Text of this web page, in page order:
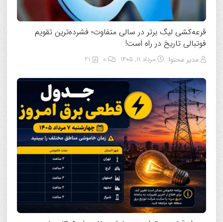
قرعه‌کشی لیگ برتر در سالی متفاوت؛ فشرده‌ترین تقویم
فوتبالی تاریخ در راه است!
مدیر محتوا مرداد ۱۱, ۱۴۰۵ 21